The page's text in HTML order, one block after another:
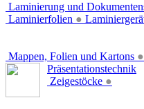
Laminierung und
Laminierfolien ●
Mappen, Folien und Kartons ●
Präsentationstechnik
Zeigestöcke ●